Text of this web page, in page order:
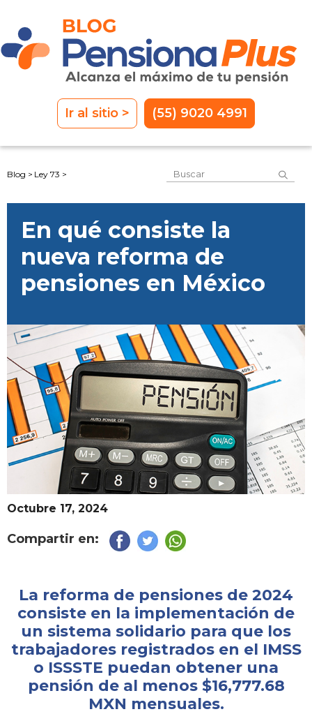
Ir al sitio > (55) 9020 4991
Blog > Ley 73 > Este es un campo
En qué consiste la
nueva reforma de
pensiones en México
Octubre 17, 2024
Compartir en:
La reforma de pensiones de 2024
consiste en la implementación de
un sistema solidario para que los
trabajadores registrados en el IMSS
o ISSSTE puedan obtener una
pensión de al menos $16,777.68
MXN mensuales.